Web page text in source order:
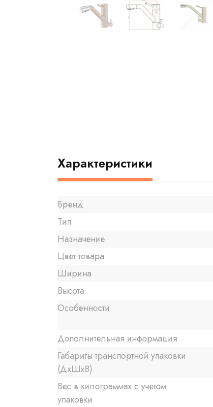
Характеристики
Бренд
Тип
Назначение
Цвет товара
Ширина
Высота
Особенности
Дополнительная информация
Габариты транспортной упаковки
(ДхШхВ)
Вес в килограммах с учетом
упаковки